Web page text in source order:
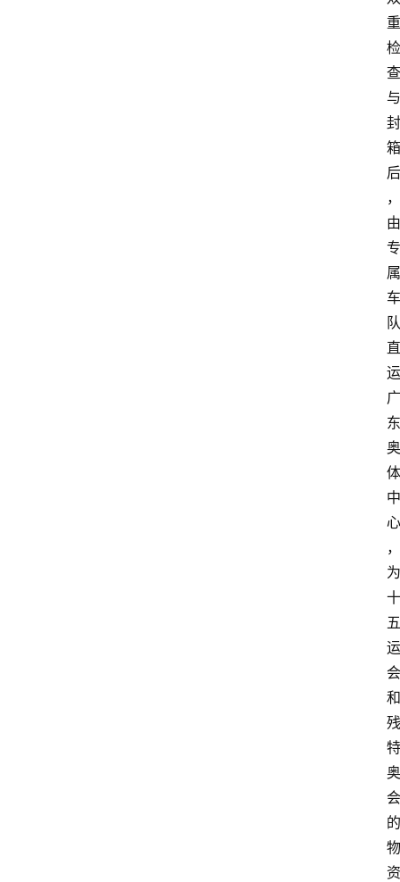
重
检
查
与
封
箱
后
，
由
专
属
车
队
直
运
广
东
奥
体
中
心
，
为
十
五
运
会
和
残
特
奥
会
的
物
资